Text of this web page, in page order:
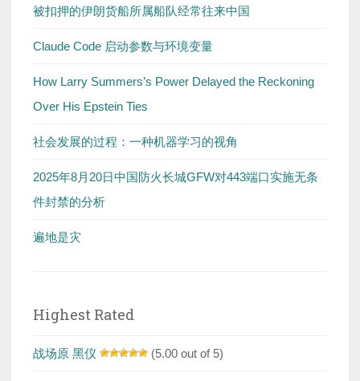
被扣押的伊朗货船所属船队经常往来中国
Claude Code 启动参数与环境变量
How Larry Summers’s Power Delayed the Reckoning
Over His Epstein Ties
社会发展的过程：一种机器学习的视角
2025年8月20日中国防火长城GFW对443端口实施无条
件封禁的分析
遍地是灾
Highest Rated
战场原 黑仪 (5.00 out of 5)